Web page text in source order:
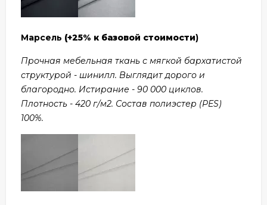
Марсель (+25% к базовой стоимости)
Прочная мебельная ткань с мягкой бархатистой
структурой - шинилл. Выглядит дорого и
благородно. Истирание - 90 000 циклов.
Плотность - 420 г/м2. Состав полиэстер (PES)
100%.